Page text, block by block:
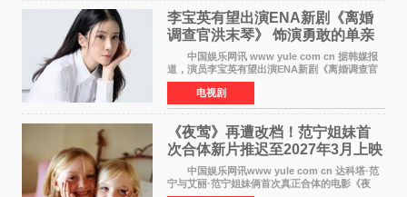
李宝英有望出演ENA新剧《离婚
调查官洪末琴》 饰演勇敢的单亲
妈妈家事调查官
中国娱乐网讯 www yule com cn 据韩媒报
道，演员李宝英有望出演ENA新剧《离婚调查官
洪末琴》女主角，引发观众期待。 李宝英在
剧中饰演家庭法院家事调查官洪末琴一角——即
使在极限状况
电视剧
《夜莺》再遭改档！范宁姐妹首
次合体新片推迟至2027年3月上映
中国娱乐网讯www yule com cn 达科塔·范
宁与艾丽·范宁姐妹俩首次真正合体的电影《夜